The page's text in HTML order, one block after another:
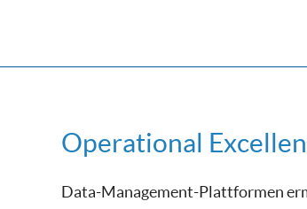
Operational
Data-Management-Plattformen